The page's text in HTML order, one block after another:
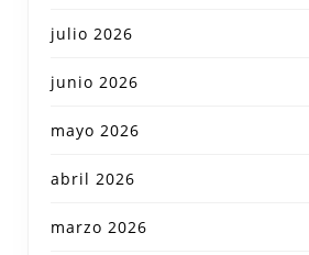
julio 2026
junio 2026
mayo 2026
abril 2026
marzo 2026